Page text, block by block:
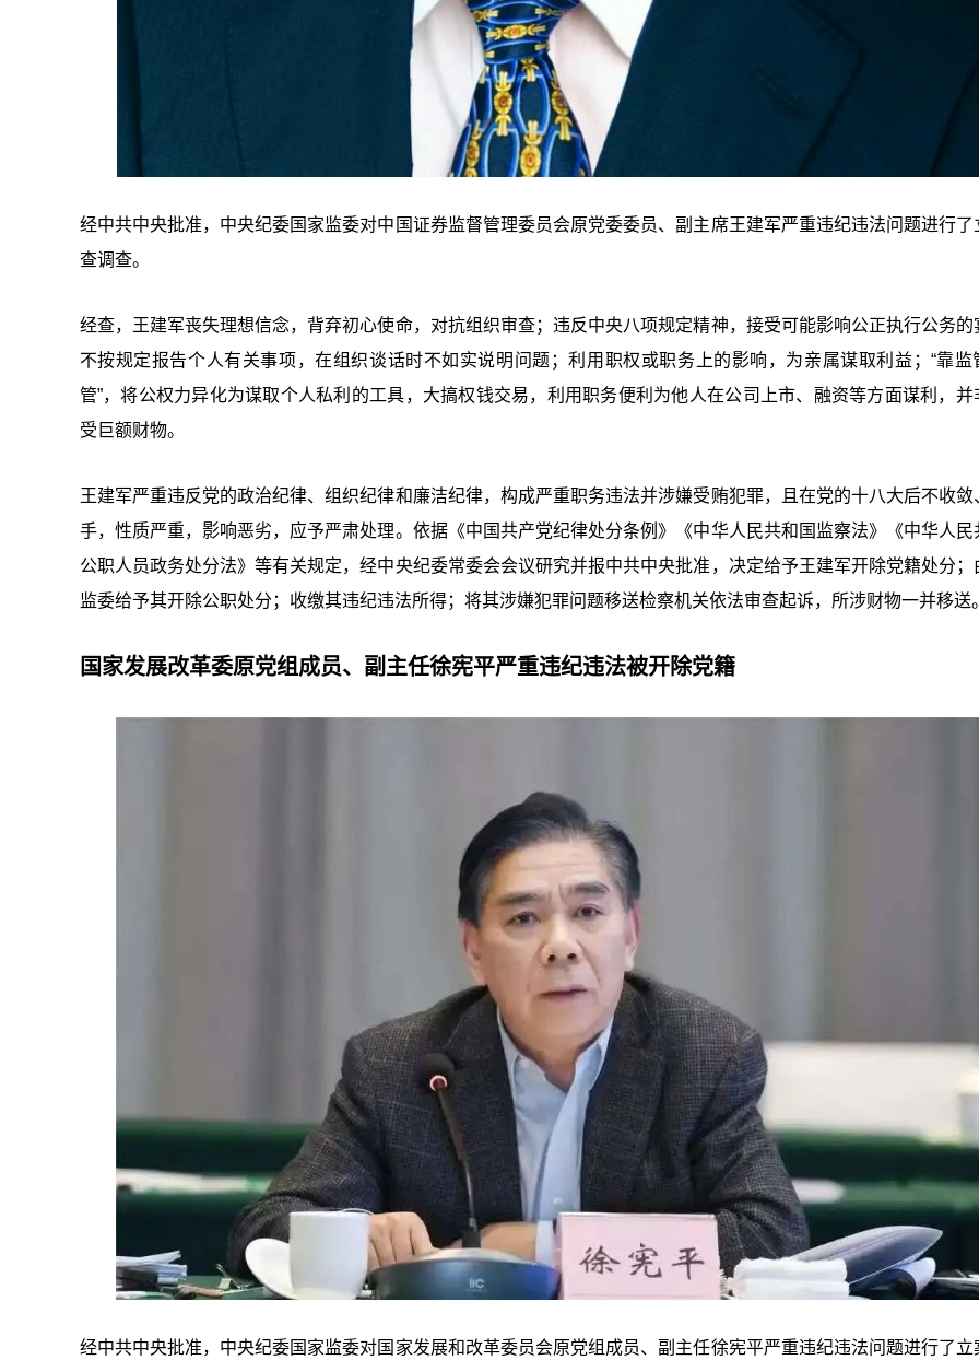
经中共中央批准，中央纪委国家监委对中国证券监督管理委员会原党委委员、副主席王建军严重违纪违法问题进行了
查调查。
经查，王建军丧失理想信念，背弃初心使命，对抗组织审查；违反中央八项规定精神，接受可能影响公正执行公务的
不按规定报告个人有关事项，在组织谈话时不如实说明问题；利用职权或职务上的影响，为亲属谋取利益；“靠监
管”，将公权力异化为谋取个人私利的工具，大搞权钱交易，利用职务便利为他人在公司上市、融资等方面谋利，并
受巨额财物。
王建军严重违反党的政治纪律、组织纪律和廉洁纪律，构成严重职务违法并涉嫌受贿犯罪，且在党的十八大后不收敛
手，性质严重，影响恶劣，应予严肃处理。依据《中国共产党纪律处分条例》《中华人民共和国监察法》《中华人民
公职人员政务处分法》等有关规定，经中央纪委常委会会议研究并报中共中央批准，决定给予王建军开除党籍处分；
监委给予其开除公职处分；收缴其违纪违法所得；将其涉嫌犯罪问题移送检察机关依法审查起诉，所涉财物一并移送
国家发展改革委原党组成员、副主任徐宪平严重违纪违法被开除党籍
经中共中央批准，中央纪委国家监委对国家发展和改革委员会原党组成员、副主任徐宪平严重违纪违法问题进行了立